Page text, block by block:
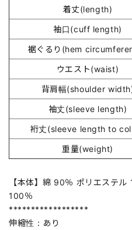
着丈(length)
袖口(cuff length)
裾ぐるり(hem
ウエスト(waist)
背肩幅(shoulder
袖丈(sleeve length)
裄丈(sleeve length to
重量(weight)
【本体】綿 90％ ポリエステ
100％
******************
伸縮性：あり